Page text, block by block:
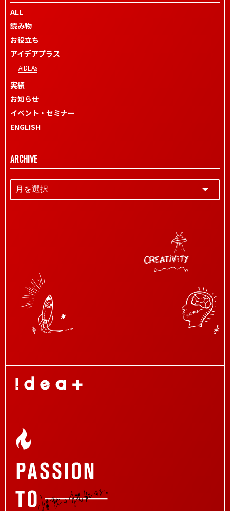
ALL
読み物
お役立ち
アイデアプラス
AiDEAs
実績
お知らせ
イベント・セミナー
ENGLISH
ARCHIVE